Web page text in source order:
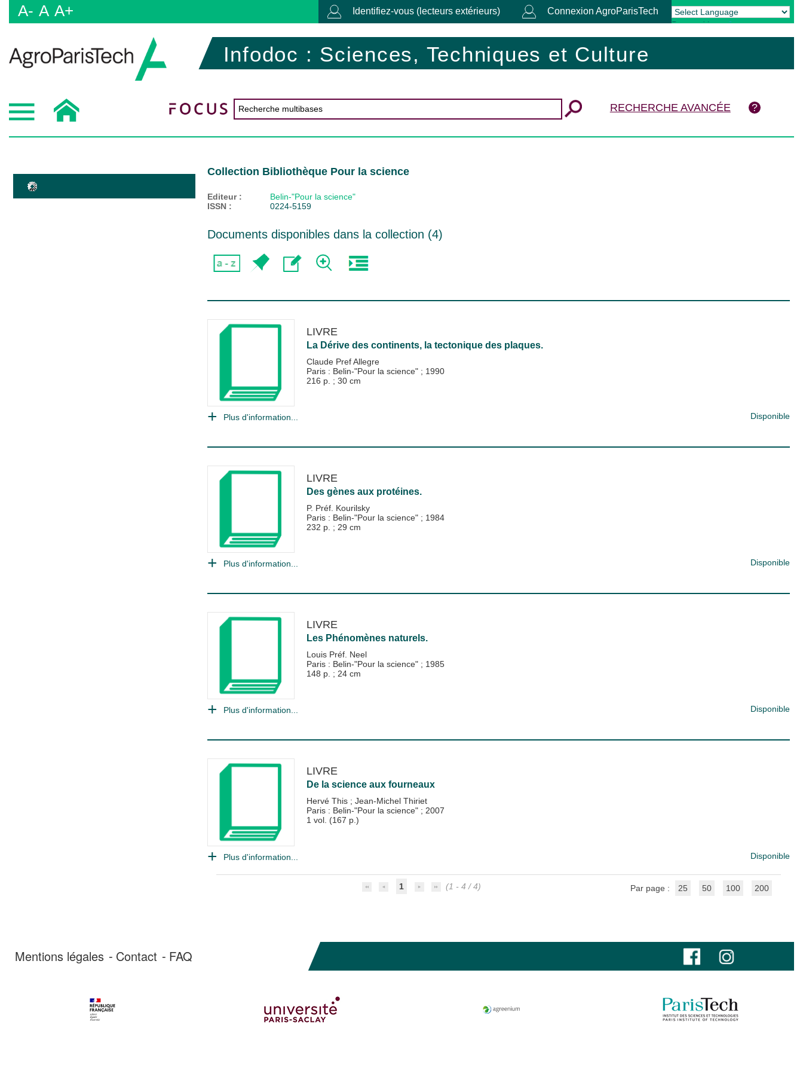
A- A A+ Identifiez-vous (lecteurs extérieurs) Connexion AgroParisTech
Powered by Translate
Infodoc : Sciences, Techniques et Culture
RECHERCHE AVANCÉE
Collection Bibliothèque Pour la science
Editeur :
Belin-"Pour la science"
ISSN :
0224-5159
Documents disponibles dans la collection (4)
LIVRE
La Dérive des continents, la tectonique des plaques.
Claude Pref Allegre
Paris : Belin-"Pour la science" ; 1990
216 p. ; 30 cm
Plus d'information... Disponible
LIVRE
Des gènes aux protéines.
P. Préf. Kourilsky
Paris : Belin-"Pour la science" ; 1984
232 p. ; 29 cm
Plus d'information... Disponible
LIVRE
Les Phénomènes naturels.
Louis Préf. Neel
Paris : Belin-"Pour la science" ; 1985
148 p. ; 24 cm
Plus d'information... Disponible
LIVRE
De la science aux fourneaux
Hervé This ; Jean-Michel Thiriet
Paris : Belin-"Pour la science" ; 2007
1 vol. (167 p.)
Plus d'information... Disponible
1 (1 - 4 / 4) Par page : 25 50 100 200
Mentions légales Contact FAQ